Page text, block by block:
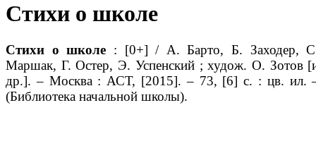
Стихи о школе
Стихи о школе : [0+] / А. Барто, Б. Заходер,
Маршак, Г. Остер, Э. Успенский ; худож. О. Зотов
др.]. – Москва : АСТ, [2015]. – 73, [6] с. : цв. ил.
(Библиотека начальной школы).